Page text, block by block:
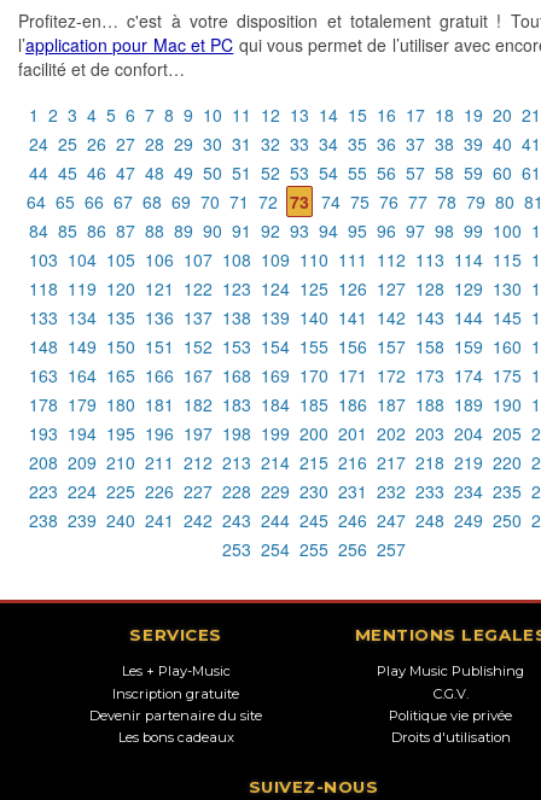
Profitez-en… c'est à votre disposition et totalement gratuit !
l’application pour Mac et PC qui vous permet de l’utiliser avec
facilité et de confort…
1 2 3 4 5 6 7 8 9 10 11 12 13 14 15 16 17 18 19 20 21
24 25 26 27 28 29 30 31 32 33 34 35 36 37 38 39 40 41
44 45 46 47 48 49 50 51 52 53 54 55 56 57 58 59 60 61
64 65 66 67 68 69 70 71 72 73 74 75 76 77 78 79 80
84 85 86 87 88 89 90 91 92 93 94 95 96 97 98 99 100
103 104 105 106 107 108 109 110 111 112 113 114 115
118 119 120 121 122 123 124 125 126 127 128 129 130
133 134 135 136 137 138 139 140 141 142 143 144 145
148 149 150 151 152 153 154 155 156 157 158 159 160
163 164 165 166 167 168 169 170 171 172 173 174 175
178 179 180 181 182 183 184 185 186 187 188 189 190
193 194 195 196 197 198 199 200 201 202 203 204 205
208 209 210 211 212 213 214 215 216 217 218 219 220
223 224 225 226 227 228 229 230 231 232 233 234 235
238 239 240 241 242 243 244 245 246 247 248 249 250
253 254 255 256 257
SERVICES
Les + Play-Music
Inscription gratuite
Devenir partenaire du site
Les bons cadeaux
MENTIONS
Play Music Publishing
C.G.V.
Politique vie privée
Droits d'utilisation
SUIVEZ-NOUS